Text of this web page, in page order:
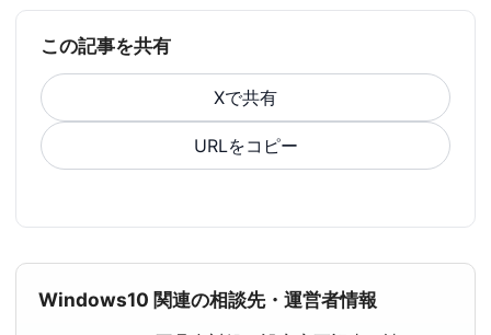
この記事を共有
Xで共有
URLをコピー
Windows10 関連の相談先・運営者情報